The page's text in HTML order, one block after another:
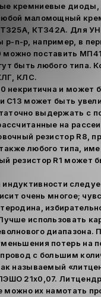
кремниевые
маломощный
КТ342А. Для
n-p, например, в
поставить
быть любого типа.
КЛС.
некритична и может
С13 может быть
выдержать с
на
резистор R8,
любого типа,
резистор R1 может
очень многое;
использовать
диапазона.
потерь на
с большим
называемый
21х0,07.
можно их намотать